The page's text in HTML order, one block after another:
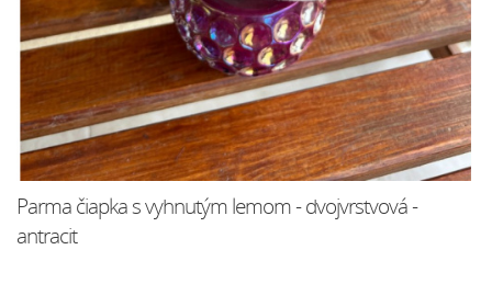
Parma čiapka s vyhnutým lemom - dvojvrstvová -
antracit